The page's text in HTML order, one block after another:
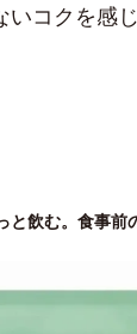
コクを感じ
と飲む。食事前